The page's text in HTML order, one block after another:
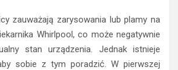
zauważają zarysowania lub plamy na
Whirlpool, co może negatywnie
stan urządzenia. Jednak istnieje
sobie z tym poradzić. W pierwszej